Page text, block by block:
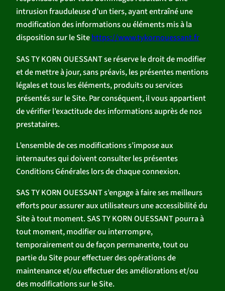
intrusion frauduleuse d’un tiers, ayant entraîné une
modification des informations ou éléments mis à la
disposition sur le Sitehttps://www.tykornouessant.fr
SAS TY KORN OUESSANT se réserve le droit de modifier
et de mettre à jour, sans préavis, les présentes mentions
légales et tous les éléments, produits ou services
présentés sur le Site. Par conséquent, il vous appartient
de vérifier l’exactitude des informations auprès de nos
prestataires.
L’ensemble de ces modifications s’impose aux
internautes qui doivent consulter les présentes
Conditions Générales lors de chaque connexion.
SAS TY KORN OUESSANT s’engage à faire ses meilleurs
efforts pour assurer aux utilisateurs une accessibilité du
Site à tout moment. SAS TY KORN OUESSANT pourra à
tout moment, modifier ou interrompre,
temporairement ou de façon permanente, tout ou
partie du Site pour effectuer des opérations de
maintenance et/ou effectuer des améliorations et/ou
des modifications sur le Site.